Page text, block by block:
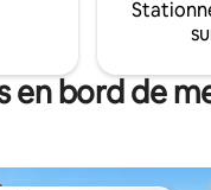
en bord de